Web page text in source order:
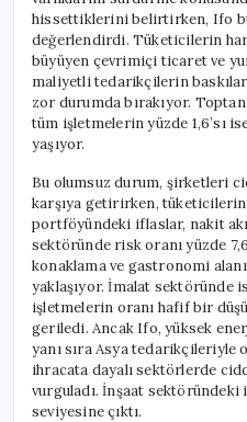
hissettiklerini belirtirken, Ifo
değerlendirdi. Tüketicilerin
büyüyen çevrimiçi ticaret ve
maliyetli tedarikçilerin
zor durumda bırakıyor.
tüm işletmelerin yüzde 1,6’sı
yaşıyor.
Bu olumsuz durum, şirketleri
karşıya getirirken,
portföyündeki iflaslar, nakit
sektöründe risk oranı yüzde
konaklama ve gastronomi
yaklaşıyor. İmalat sektöründe
işletmelerin oranı hafif bir
geriledi. Ancak Ifo, yüksek
yanı sıra Asya tedarikçileriyle
ihracata dayalı sektörlerde
vurguladı. İnşaat sektöründeki
seviyesine çıktı.